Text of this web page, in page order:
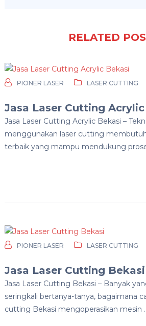
RELATED
PIONER LASER LASER CUTTING
Jasa Laser Cutting
Jasa Laser Cutting Acrylic Bekasi –
menggunakan laser cutting
terbaik yang mampu mendukung
PIONER LASER LASER CUTTING
Jasa Laser Cutting Bekasi
Jasa Laser Cutting Bekasi – Banyak
seringkali bertanya-tanya, bagaimana
cutting Bekasi mengoperasikan mesin